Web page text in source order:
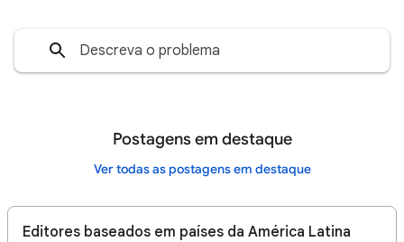
Postagens em destaque
Ver todas as postagens em destaque
Editores baseados em países da América Latina